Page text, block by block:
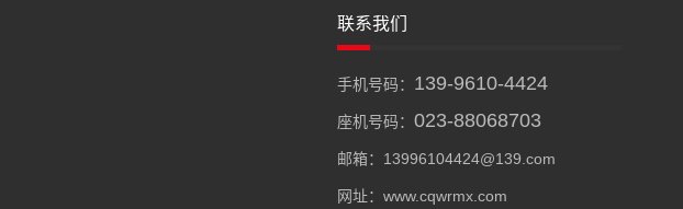
联系我们
手机号码： 139-9610-4424
座机号码： 023-88068703
邮箱：13996104424@139.com
网址：www.cqwrmx.com